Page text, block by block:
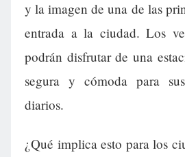
y la imagen de una de las
entrada a la ciudad. Los
podrán disfrutar de una
segura y cómoda para
diarios.
¿Qué implica esto para los